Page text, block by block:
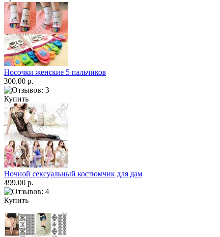
Носочки женские 5 пальчиков
300.00 р.
Купить
Ночной сексуальный костюмчик для дам
499.00 р.
Купить